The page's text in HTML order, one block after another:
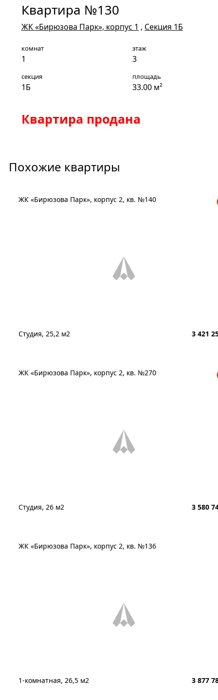
Квартира №130
ЖК «Бирюзова Парк», корпус 1 , Секция 1Б
комнат
1
этаж
3
секция
1Б
площадь
33.00 м²
Квартира продана
Похожие квартиры
ЖК «Бирюзова Парк», корпус 2, кв. №140
Студия, 25,2 м2 3 421
ЖК «Бирюзова Парк», корпус 2, кв. №270
Студия, 26 м2 3 580
ЖК «Бирюзова Парк», корпус 2, кв. №136
1-комнатная, 26,5 м2 3 877